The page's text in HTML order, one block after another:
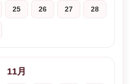
25 26 27 28
11月